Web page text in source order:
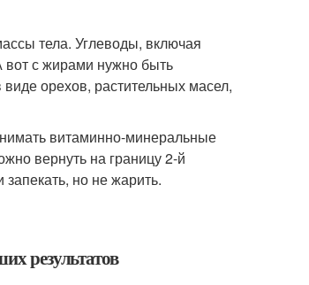
тела. Углеводы, включая
вот с жирами нужно быть
орехов, растительных масел,
витаминно-минеральные
вернуть на границу 2-й
но не жарить.
результатов